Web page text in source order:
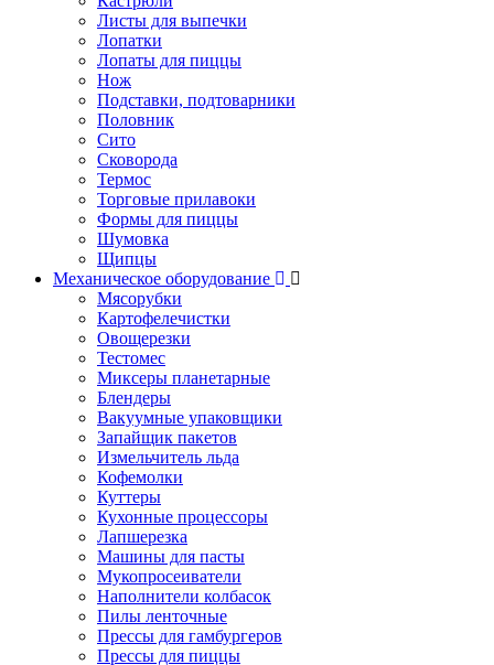
Листы для выпечки
Лопатки
Лопаты для пиццы
Нож
Подставки, подтоварники
Половник
Сито
Сковорода
Термос
Торговые прилавоки
Формы для пиццы
Шумовка
Щипцы
Механическое оборудование
Мясорубки
Картофелечистки
Овощерезки
Тестомес
Миксеры планетарные
Блендеры
Вакуумные упаковщики
Запайщик пакетов
Измельчитель льда
Кофемолки
Куттеры
Кухонные процессоры
Лапшерезка
Машины для пасты
Мукопросеиватели
Наполнители колбасок
Пилы ленточные
Прессы для гамбургеров
Прессы для пиццы